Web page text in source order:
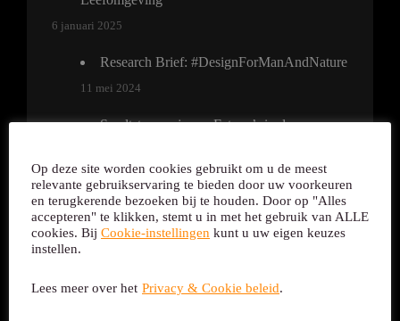
6 januari 2025
Research Brief: #DesignForManAndNature
11 mei 2024
Smeltstroompjes en Estany’s in de
24 april 2022
Organiseer uw Bouw met een
Uitvoeringsmodel
Op deze site worden cookies gebruikt om u de meest
relevante gebruikservaring te bieden door uw voorkeuren
en terugkerende bezoeken bij te houden. Door op "Alles
accepteren" te klikken, stemt u in met het gebruik van ALLE
cookies. Bij Cookie-instellingen kunt u uw eigen keuzes
instellen.
Lees meer over het Privacy & Cookie beleid.